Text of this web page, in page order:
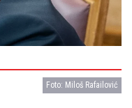
Foto: Miloš Rafailović